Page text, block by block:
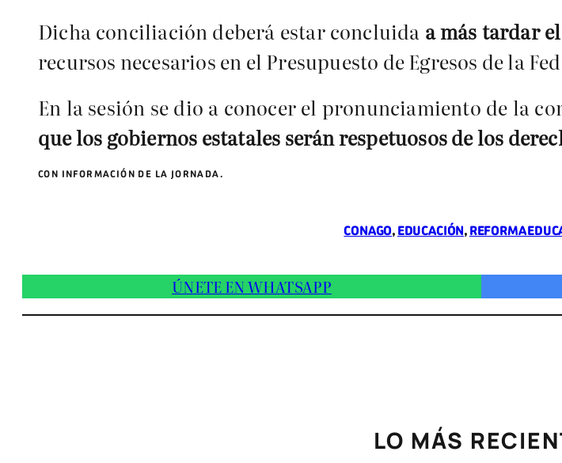
Dicha conciliación deberá estar concluida a más tardar
recursos necesarios en el Presupuesto de Egresos de la
En la sesión se dio a conocer el pronunciamiento de la
que los gobiernos estatales serán respetuosos de los
CON INFORMACIÓN DE LA JORNADA.
CONAGO, EDUCACIÓN, REFORMA
ÚNETE EN WHATSAPP
LO MÁS